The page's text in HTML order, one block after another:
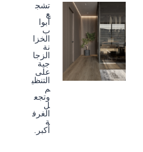
تشج
ع
أبوا
ب
الخزا
نة
الزجا
جية
على
التنظي
م
وتجع
ل
الغرف
ة
أكبر.